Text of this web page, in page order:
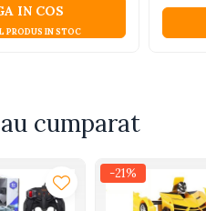
IN COS
PRODUS IN STOC
cumparat
-21%